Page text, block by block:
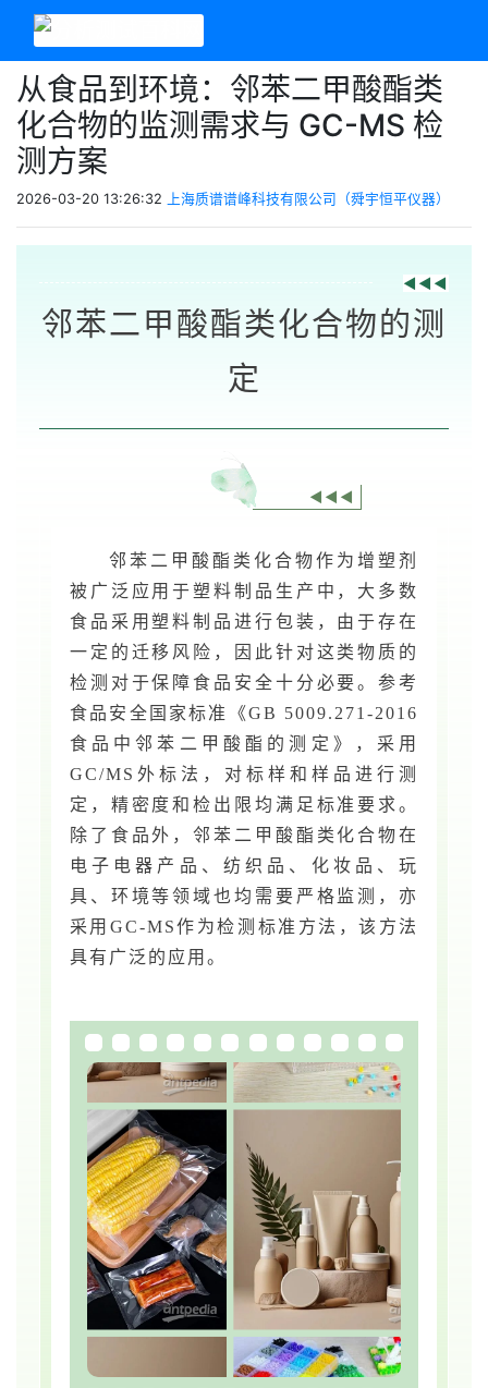
从食品到环境：邻苯二甲酸酯类
化合物的监测需求与 GC-MS 检
测方案
2026-03-20 13:26:32 上海质谱谱峰科技有限公司（舜宇恒平仪器）
◀◀◀
邻苯二甲酸酯类化合物的测
定
◀◀◀
邻苯二甲酸酯类化合物作为增塑剂
被广泛应用于塑料制品生产中，大多数
食品采用塑料制品进行包装，由于存在
一定的迁移风险，因此针对这类物质的
检测对于保障食品安全十分必要。参考
食品安全国家标准《GB 5009.271-2016
食品中邻苯二甲酸酯的测定》，采用
GC/MS外标法，对标样和样品进行测
定，精密度和检出限均满足标准要求。
除了食品外，邻苯二甲酸酯类化合物在
电子电器产品、纺织品、化妆品、玩
具、环境等领域也均需要严格监测，亦
采用GC-MS作为检测标准方法，该方法
具有广泛的应用。